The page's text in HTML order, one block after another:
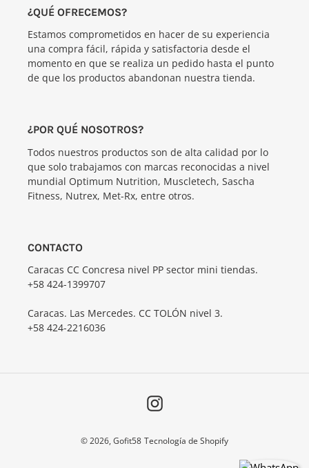
:
¿QUÉ OFRECEMOS?
Estamos comprometidos en hacer de su experiencia
una compra fácil, rápida y satisfactoria desde el
momento en que se realiza un pedido hasta el punto
de que los productos abandonan nuestra tienda.
¿POR QUÉ NOSOTROS?
Todos nuestros productos son de alta calidad por lo
que solo trabajamos con marcas reconocidas a nivel
mundial Optimum Nutrition, Muscletech, Sascha
Fitness, Nutrex, Met-Rx, entre otros.
CONTACTO
Caracas CC Concresa nivel PP sector mini tiendas.
+58 424-1399707
Caracas. Las Mercedes. CC TOLÓN nivel 3.
+58 424-2216036
Instagram
© 2026, Gofit58 Tecnología de Shopify